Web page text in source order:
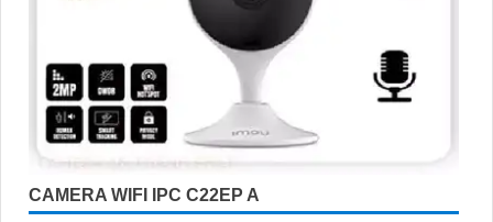
CAMERA WIFI IPC C22EP A